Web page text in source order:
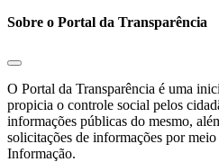
Sobre o Portal da Transparência
O Portal da Transparência é uma
propicia o controle social pelos
informações públicas do mesmo,
solicitações de informações por
Informação.